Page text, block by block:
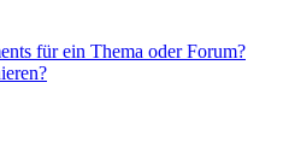
für ein Thema oder Forum?